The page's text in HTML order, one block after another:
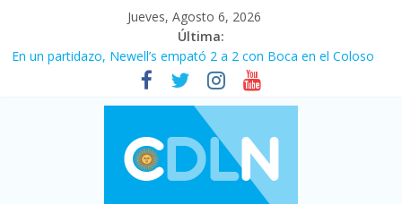
Jueves, Agosto 6, 2026
Última:
En un partidazo, Newell’s empató 2 a 2 con Boca en el Coloso
Vacaciones de invierno con más movimiento y consumo
turístico: 4,6 millones de personas viajaron por el país, un 5,9%
Fuerte caída de la venta de autos usados en julio: bajó un 12,6%
Central venció 1 a 0 al River de Coudet en el Monumental